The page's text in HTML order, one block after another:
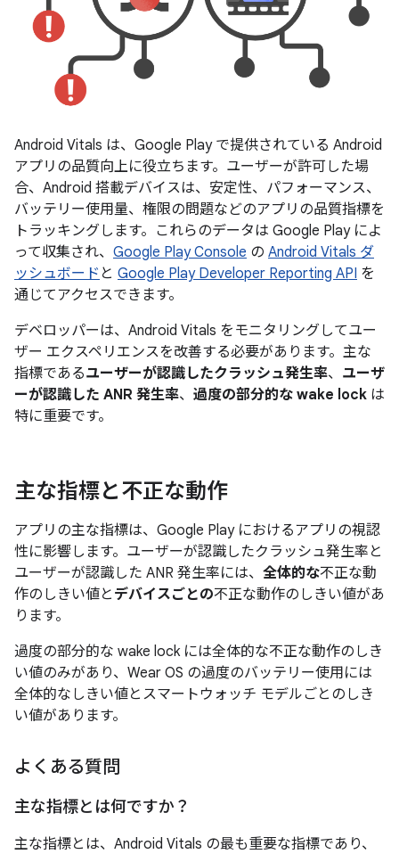
Android Vitals は、Google Play で提供されている Android
アプリの品質向上に役立ちます。ユーザーが許可した場
合、Android 搭載デバイスは、安定性、パフォーマンス、
バッテリー使用量、権限の問題などのアプリの品質指標を
トラッキングします。これらのデータは Google Play によ
って収集され、 Google Play Console の Android Vitals ダ
ッシュボード と Google Play Developer Reporting API を
通じてアクセスできます。
デベロッパーは、Android Vitals をモニタリングしてユー
ザー エクスペリエンスを改善する必要があります。主な
指標であるユーザーが認識したクラッシュ発生率、 ユーザ
ーが認識した ANR 発生率、 過度の部分的な wake lock は
特に重要です。
主な指標と不正な動作
アプリの主な指標は、Google Play におけるアプリの視認
性に影響します。ユーザーが認識したクラッシュ発生率と
ユーザーが認識した ANR 発生率には、 全体的な不正な動
作のしきい値と デバイスごとの不正な動作のしきい値があ
ります。
過度の部分的な wake lock には全体的な不正な動作のしき
い値のみがあり、Wear OS の過度のバッテリー使用には
全体的なしきい値とスマートウォッチ モデルごとのしき
い値があります。
よくある質問
主な指標とは何ですか？
主な指標とは、Android Vitals の最も重要な指標であり、